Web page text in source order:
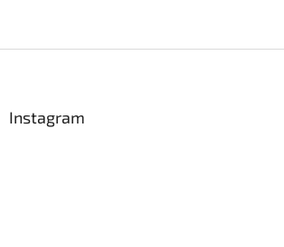
Instagram